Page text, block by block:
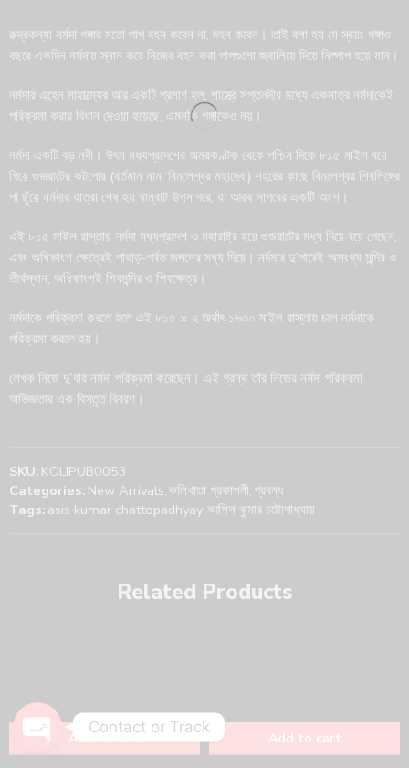
রুদ্রকন্যা নর্মদা গঙ্গার মতো পাপ বহন করেন না, দহন করেন। তাই বলা হয় যে স্বয়ং গঙ্গাও
বছরে একদিন নর্মদায় স্নান করে নিজের বহন করা পাপগুলো জ্বালিয়ে দিয়ে নিষ্পাপ হয়ে যান।
নর্মদার এহেন মাহাত্ম্যের আর একটি প্রমাণ হল, শাস্ত্রে সপ্তনদীর মধ্যে একমাত্র নর্মদাকেই
পরিক্রমা করার বিধান দেওয়া হয়েছে, এমনকি গঙ্গাকেও নয়।
নর্মদা একটি বড় নদী। উৎস মধ্যপ্রদেশের অমরকণ্টক থেকে পশ্চিম দিকে ৮১৫ মাইল বয়ে
গিয়ে গুজরাটের কটপোর (বর্তমান নাম ‘বিমলেশ্বর মহাদেব’) শহরের কাছে বিমলেশ্বর শিবলিঙ্গের
পা ছুঁয়ে নর্মদার যাত্রা শেষ হয় খাম্বাট উপসাগরে, যা আরব সাগরের একটি অংশ।
এই ৮১৫ মাইল রাস্তায় নর্মদা মধ্যপ্রদেশ ও মহারাষ্ট্র হয়ে গুজরাটের মধ্য দিয়ে বয়ে গেছেন,
এবং অধিকাংশ ক্ষেত্রেই পাহাড়-পর্বত জঙ্গলের মধ্য দিয়ে। নর্দমার দু’পারেই অসংখ্য মন্দির ও
তীর্থস্থান, অধিকাংশই শিবমন্দির ও শিবক্ষেত্র।
নর্মদাকে পরিক্রমা করতে হলে এই ৮১৫ × ২ অর্থাৎ ১৬৩০ মাইল রাস্তায় চলে নর্মদাকে
পরিক্রমা করতে হয়।
লেখক নিজে দু’বার নর্মদা পরিক্রমা করেছেন। এই গ্রন্থ তাঁর নিজের নর্মদা পরিক্রমা
অভিজ্ঞতার এক বিস্তৃত বিবরণ।
SKU: KOLIPUB0053
Categories: New Arrivals, কলিখাতা প্রকাশনী,প্রবন্ধ
Tags: asis kumar chattopadhyay, আশিস কুমার চট্টোপাধ্যায়
Related Products
Contact or Track